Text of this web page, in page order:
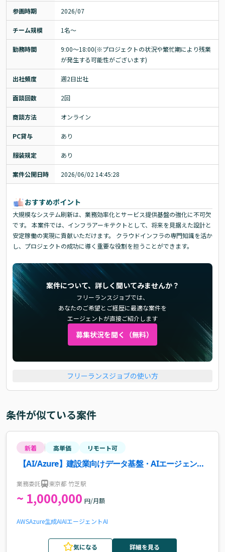
参画時期 2026/07
チーム規模 1名〜
勤務時間
9:00〜18:00(※プロジェクトの状況や繁忙期により残業
が発生する可能性がございます)
出社頻度 週2日出社
面談回数 2回
商談方法 オンライン
PC貸与 あり
服装規定 あり
案件公開日時 2026/06/02 14:45:28
おすすめポイント
大規模なシステム刷新は、業務効率化とサービス提供基盤の強化に不可欠
です。 本案件では、インフラアーキテクトとして、将来を見据えた設計と
安定稼働の実現に貢献いただけます。 クラウドインフラの専門知識を活か
し、プロジェクトの成功に導く重要な役割を担うことができます。
案件について、詳しく聞いてみませんか？
フリーランスジョブでは、
あなたのご希望とご経歴に最適な案件を
エージェントが直接ご紹介します
募集状況を聞く（無料）
フリーランスジョブの使い方
条件が似ている案件
新着 高単価 リモート可
【AI/Azure】建設業向けデータ基盤・AIエージェント
業務委託 東京都 竹芝駅
~ 1,000,000 円/月額
AWSAzure生成AIAIエージェントAI
気になる 詳細を見る